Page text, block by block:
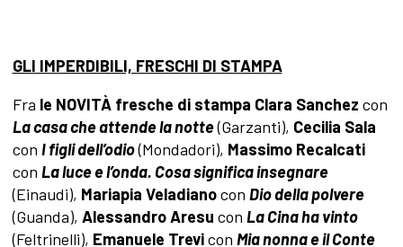
GLI IMPERDIBILI, FRESCHI DI STAMPA
Fra le NOVITÀ fresche di stampa Clara Sanchez con
La casa che attende la notte(Garzanti), Cecilia Sala
con I figli dell’odio(Mondadori), Massimo Recalcati
con La luce e l’onda. Cosa significa insegnare
(Einaudi), Mariapia Veladianocon Dio della polvere
(Guanda), Alessandro Aresu con La Cina ha vinto
(Feltrinelli), Emanuele Trevicon Mia nonna e il Conte